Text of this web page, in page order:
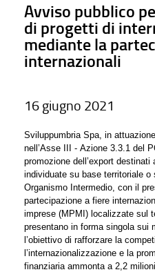
Avviso pubblico
di progetti di
mediante la
internazionali
16 giugno 2021
Sviluppumbria Spa, in
nell’Asse III - Azione 3.3.1 del
promozione dell’export
individuate su base territoriale o
Organismo Intermedio, con il
partecipazione a fiere
imprese (MPMI) localizzate sul
presentano in forma singola sui
l’obiettivo di rafforzare la
l’internazionalizzazione e la
finanziaria ammonta a 2,2